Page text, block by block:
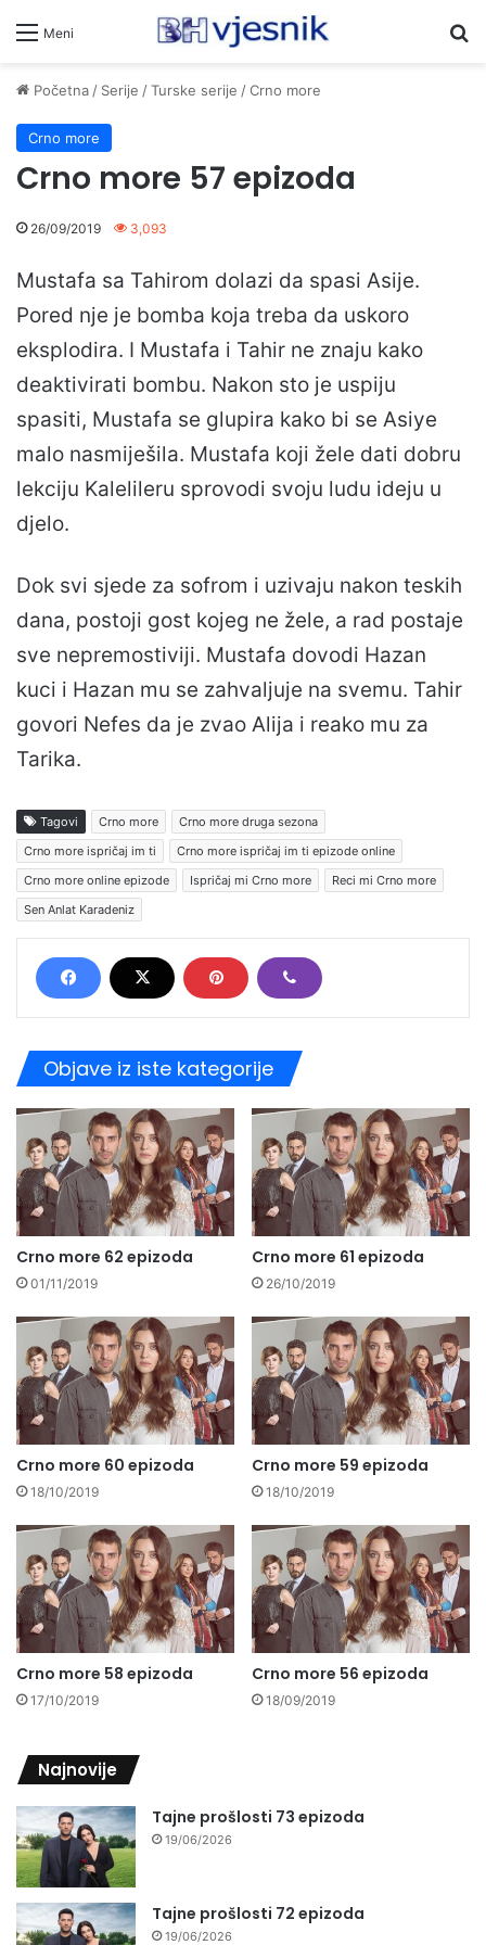
Meni
Početna/ Serije /Turske serije /Crno more
Crno more
Crno more 57 epizoda
26/09/2019 3,093
Mustafa sa Tahirom dolazi da spasi Asije.
Pored nje je bomba koja treba da uskoro
eksplodira. I Mustafa i Tahir ne znaju kako
deaktivirati bombu. Nakon sto je uspiju
spasiti, Mustafa se glupira kako bi se Asiye
malo nasmiješila. Mustafa koji žele dati dobru
lekciju Kalelileru sprovodi svoju ludu ideju u
djelo.
Dok svi sjede za sofrom i uzivaju nakon teskih
dana, postoji gost kojeg ne žele, a rad postaje
sve nepremostiviji. Mustafa dovodi Hazan
kuci i Hazan mu se zahvaljuje na svemu. Tahir
govori Nefes da je zvao Alija i reako mu za
Tarika.
Tagovi Crno more
Crno more druga sezona
Crno more ispričaj im ti
Crno more ispričaj im ti epizode online
Crno more online epizode
Ispričaj mi Crno more
Reci mi Crno more
Sen Anlat Karadeniz
Objave iz iste kategorije
Crno more 62 epizoda
01/11/2019
Crno more 61 epizoda
26/10/2019
Crno more 60 epizoda
18/10/2019
Crno more 59 epizoda
18/10/2019
Crno more 58 epizoda
17/10/2019
Crno more 56 epizoda
18/09/2019
Najnovije
Tajne prošlosti 73 epizoda
19/06/2026
Tajne prošlosti 72 epizoda
19/06/2026